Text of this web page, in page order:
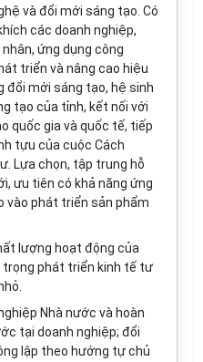
và đổi mới sáng tạo. Có
các doanh nghiệp,
ứng dụng công
triển và nâng cao hiệu
đổi mới sáng tạo, hệ sinh
tạo của tỉnh, kết nối với
quốc gia và quốc tế, tiếp
tựu của cuộc Cách
Lựa chọn, tập trung hỗ
ưu tiên có khả năng ứng
vào phát triển sản phẩm
lượng hoạt động của
trọng phát triển kinh tế tư
Nhà nước và hoàn
tại doanh nghiệp; đổi
lập theo hướng tự chủ